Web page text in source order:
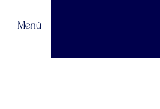
Menú